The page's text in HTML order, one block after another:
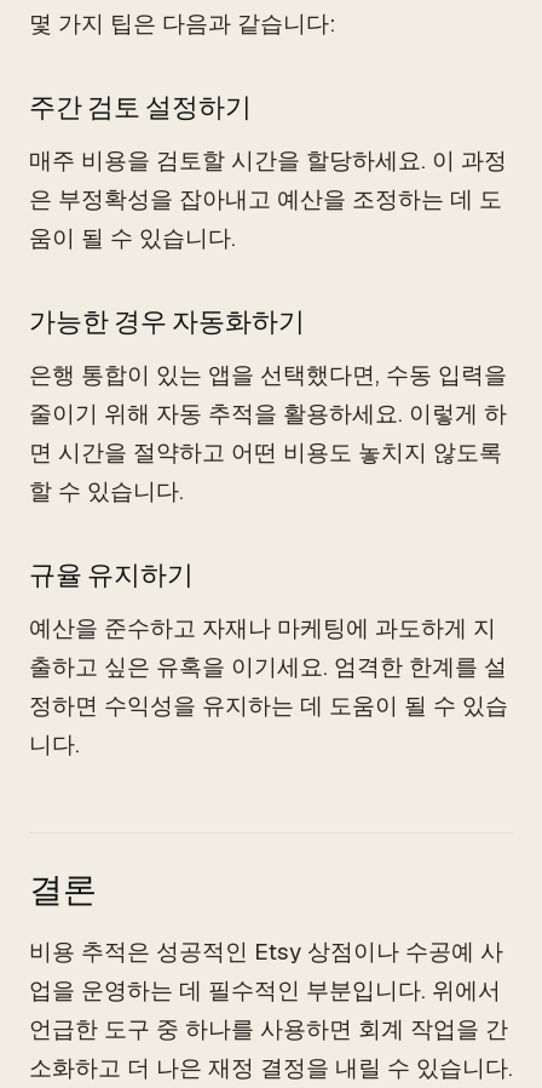
몇 가지 팁은 다음과 같습니다:
주간 검토 설정하기
매주 비용을 검토할 시간을 할당하세요. 이 과정
은 부정확성을 잡아내고 예산을 조정하는 데 도
움이 될 수 있습니다.
가능한 경우 자동화하기
은행 통합이 있는 앱을 선택했다면, 수동 입력을
줄이기 위해 자동 추적을 활용하세요. 이렇게 하
면 시간을 절약하고 어떤 비용도 놓치지 않도록
할 수 있습니다.
규율 유지하기
예산을 준수하고 자재나 마케팅에 과도하게 지
출하고 싶은 유혹을 이기세요. 엄격한 한계를 설
정하면 수익성을 유지하는 데 도움이 될 수 있습
니다.
결론
비용 추적은 성공적인 Etsy 상점이나 수공예 사
업을 운영하는 데 필수적인 부분입니다. 위에서
언급한 도구 중 하나를 사용하면 회계 작업을 간
소화하고 더 나은 재정 결정을 내릴 수 있습니다.